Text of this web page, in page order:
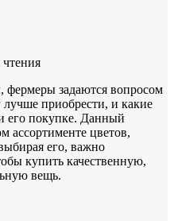
фермеры задаются вопросом
лучше приобрести, и какие
его покупке. Данный
ассортименте цветов,
его, важно
купить качественную,
вещь.